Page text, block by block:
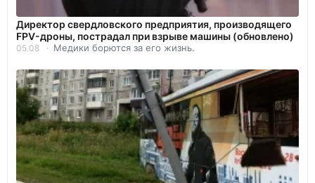
Директор свердловского предприятия, производящего
FPV-дроны, пострадал при взрыве машины (обновлено)
05.08 Медики борются за его жизнь.